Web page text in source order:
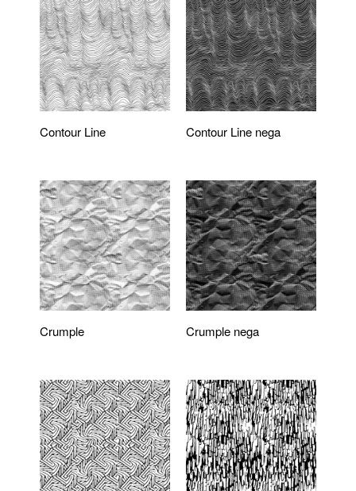
Contour Line Contour Line nega
Crumple Crumple nega